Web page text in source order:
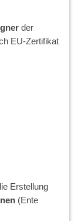
der
EU-Zertifikat
Erstellung
(Ente